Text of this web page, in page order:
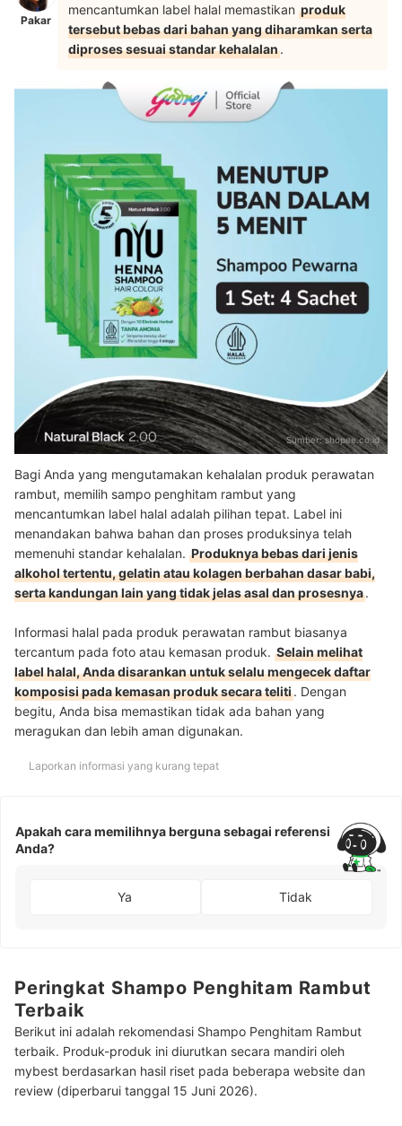
Pakar
mencantumkan label halal memastikan produk
tersebut bebas dari bahan yang diharamkan serta
diproses sesuai standar kehalalan.
Sumber:shopee.co.id
Bagi Anda yang mengutamakan kehalalan produk perawatan
rambut, memilih sampo penghitam rambut yang
mencantumkan label halal adalah pilihan tepat. Label ini
menandakan bahwa bahan dan proses produksinya telah
memenuhi standar kehalalan. Produknya bebas dari jenis
alkohol tertentu, gelatin atau kolagen berbahan dasar babi,
serta kandungan lain yang tidak jelas asal dan prosesnya.
Informasi halal pada produk perawatan rambut biasanya
tercantum pada foto atau kemasan produk. Selain melihat
label halal, Anda disarankan untuk selalu mengecek daftar
komposisi pada kemasan produk secara teliti. Dengan
begitu, Anda bisa memastikan tidak ada bahan yang
meragukan dan lebih aman digunakan.
Laporkan informasi yang kurang tepat
Apakah cara memilihnya berguna sebagai referensi
Anda?
Ya Tidak
Peringkat Shampo Penghitam Rambut
Terbaik
Berikut ini adalah rekomendasi Shampo Penghitam Rambut
terbaik. Produk-produk ini diurutkan secara mandiri oleh
mybest berdasarkan hasil riset pada beberapa website dan
review (diperbarui tanggal 15 Juni 2026).